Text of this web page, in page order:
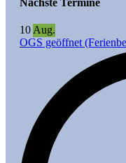
Nächste Termine
10 Aug.
OGS geöffnet